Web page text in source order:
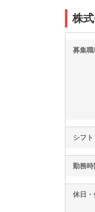
株
募集職
シフト
勤務時
休日・